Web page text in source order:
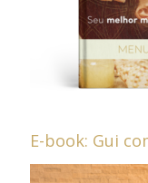
E-book: Gui